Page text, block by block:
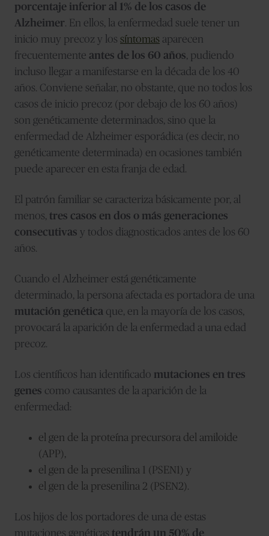
porcentaje inferior al 1% de los casos de
Alzheimer. En ellos, la enfermedad suele tener un
inicio muy precoz y los síntomas aparecen
frecuentemente antes de los 60 años, pudiendo
incluso llegar a manifestarse en la década de los 40
años. Conviene señalar, no obstante, que no todos los
casos de inicio precoz (por debajo de los 60 años)
son genéticamente determinados, sino que la
enfermedad de Alzheimer esporádica (es decir, no
genéticamente determinada) en ocasiones también
puede aparecer en esta franja de edad.
El patrón familiar se caracteriza básicamente por, al
menos, tres casos en dos o más generaciones
consecutivas y todos diagnosticados antes de los 60
años.
Cuando el Alzheimer está genéticamente
determinado, la persona afectada es portadora de una
mutación genética que, en la mayoría de los casos,
provocará la aparición de la enfermedad a una edad
precoz.
Los científicos han identificado mutaciones en tres
genes como causantes de la aparición de la
enfermedad:
el gen de la proteína precursora del amiloide
(APP),
el gen de la presenilina 1 (PSEN1) y
el gen de la presenilina 2 (PSEN2).
Los hijos de los portadores de una de estas
mutaciones genéticas tendrán un 50% de